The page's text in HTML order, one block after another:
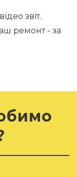
звіт.
ремонт - за